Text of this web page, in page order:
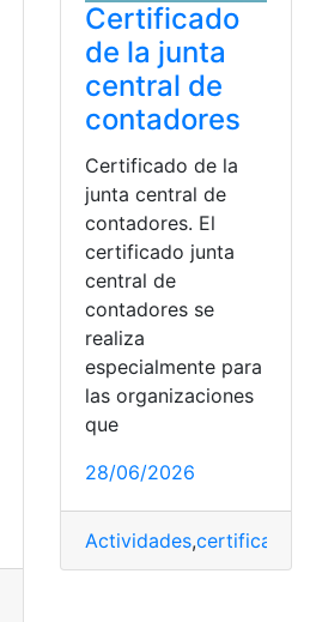
Certificado
de la junta
central de
contadores
Certificado de la
junta central de
contadores. El
certificado junta
central de
contadores se
realiza
especialmente para
las organizaciones
que
28/06/2026
Actividades,certificado